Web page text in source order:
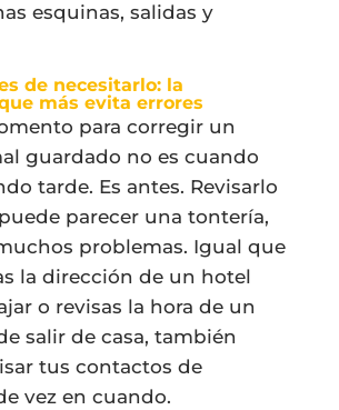
esquinas, salidas y
de necesitarlo: la
más evita errores
para corregir un
guardado no es cuando
tarde. Es antes. Revisarlo
parecer una tontería,
problemas. Igual que
la dirección de un hotel
o revisas la hora de un
salir de casa, también
tus contactos de
vez en cuando.